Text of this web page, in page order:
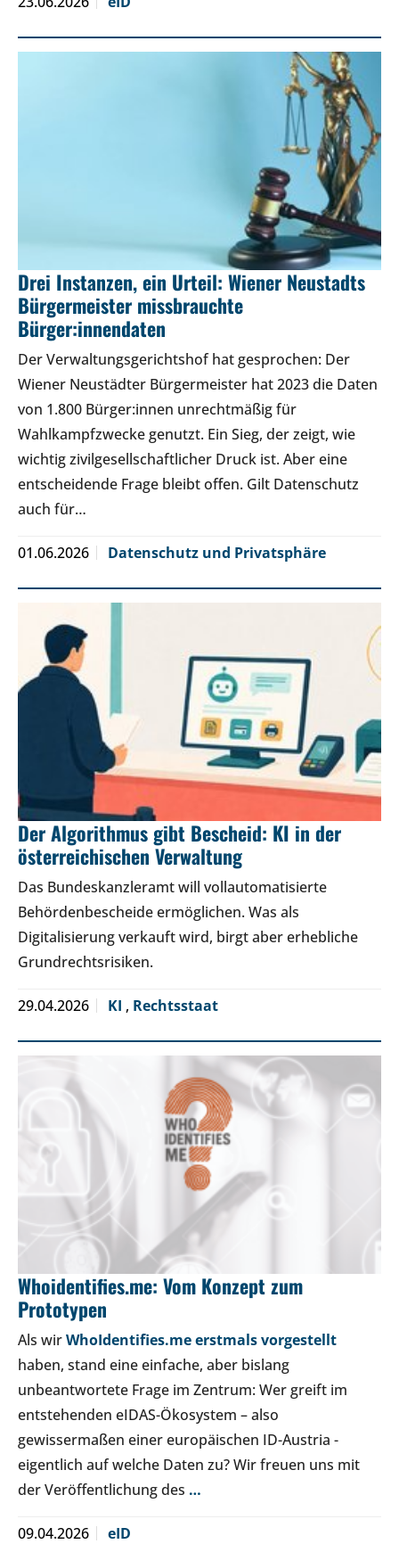
Drei Instanzen, ein Urteil: Wiener Neustadts
Bürgermeister missbrauchte
Bürger:innendaten
Der Verwaltungsgerichtshof hat gesprochen: Der
Wiener Neustädter Bürgermeister hat 2023 die Daten
von 1.800 Bürger:innen unrechtmäßig für
Wahlkampfzwecke genutzt. Ein Sieg, der zeigt, wie
wichtig zivilgesellschaftlicher Druck ist. Aber eine
entscheidende Frage bleibt offen. Gilt Datenschutz
auch für…
01.06.2026 Datenschutz und Privatsphäre
Der Algorithmus gibt Bescheid: KI in der
österreichischen Verwaltung
Das Bundeskanzleramt will vollautomatisierte
Behördenbescheide ermöglichen. Was als
Digitalisierung verkauft wird, birgt aber erhebliche
Grundrechtsrisiken.
29.04.2026 KI , Rechtsstaat
Whoidentifies.me: Vom Konzept zum
Prototypen
Als wirWhoIdentifies.me erstmals vorgestellt
haben, stand eine einfache, aber bislang
unbeantwortete Frage im Zentrum: Wer greift im
entstehenden eIDAS-Ökosystem – also
gewissermaßen einer europäischen ID-Austria -
eigentlich auf welche Daten zu? Wir freuen uns mit
der Veröffentlichung des …
09.04.2026 eID